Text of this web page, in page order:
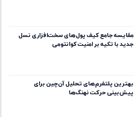
مقایسه جامع کیف پول‌های سخت‌افزاری نسل
جدید با تکیه بر امنیت کوانتومی
بهترین پلتفرم‌های تحلیل آن‌چین برای
پیش‌بینی حرکت نهنگ‌ها